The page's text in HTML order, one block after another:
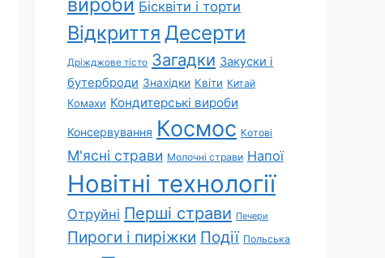
Бісквіти і торти
Відкриття Десерти
Дріжджове тісто Загадки Закуски і
бутерброди Знахідки Квіти Китай
Комахи Кондитерські вироби
Консервування Космос Котові
М'ясні страви Молочні страви Напої
Новітні технології
Отруйні Перші страви Печери
Пироги і пиріжки Події Польська